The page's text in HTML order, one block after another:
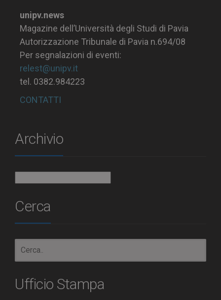
unipv.news
Magazine dell’Università degli Studi di Pavia
Autorizzazione Tribunale di Pavia n.694/08
Per segnalazioni di eventi:
relest@unipv.it
tel. 0382.984223
CONTATTI
Archivio
Cerca
Ufficio Stampa